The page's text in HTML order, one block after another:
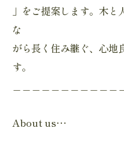
」をご提案します。木
な
がら長く住み継ぐ、心地
す。
About us…